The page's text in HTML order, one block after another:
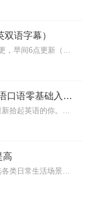
语字幕）
更多精彩内容点击欢迎订阅每周6更，早间6点更新（记得起床收听哦~）节目亮点练习英语口语最要注意循序渐进，那些简单生活口语，往往最实用。1.每日精选高频率实用句...
顾悦：从头开始学英语 | 英语口语零基础入门必备
本课程适合英语零基础、或是想重新拾起英语的你。大多数人学不好英语，是因为方法不得当。本课程基于“二语习得”理论，用一套精心设计的科学方法，带你系统学好英语。课程...
高
节目简介《从零开始学英语》精选各类日常生活场景，以“情景浸入式”教学为法，带领大家学会最基础且最实用的英语会话技巧。不需要反复背诵词汇句式，通过情境模拟学习，更...